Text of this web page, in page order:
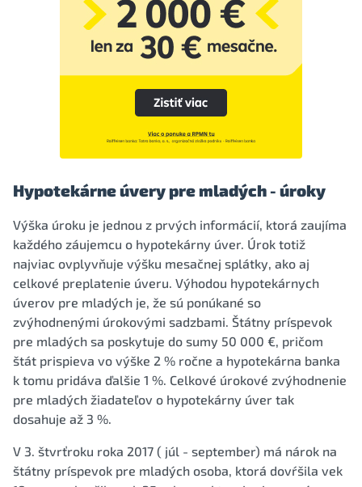
Hypotekárne úvery pre mladých - úroky
Výška úroku je jednou z prvých informácií, ktorá zaujíma
každého záujemcu o hypotekárny úver. Úrok totiž
najviac ovplyvňuje výšku mesačnej splátky, ako aj
celkové preplatenie úveru. Výhodou hypotekárnych
úverov pre mladých je, že sú ponúkané so
zvýhodnenými úrokovými sadzbami. Štátny príspevok
pre mladých sa poskytuje do sumy 50 000 €, pričom
štát prispieva vo výške 2 % ročne a hypotekárna banka
k tomu pridáva ďalšie 1 %. Celkové úrokové zvýhodnenie
pre mladých žiadateľov o hypotekárny úver tak
dosahuje až 3 %.
V 3. štvrťroku roka 2017 ( júl - september) má nárok na
štátny príspevok pre mladých osoba, ktorá dovŕšila vek